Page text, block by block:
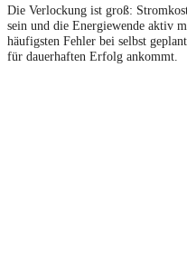
Die Verlockung ist groß:
sein und die Energiewende aktiv
häufigsten Fehler bei selbst
für dauerhaften Erfolg ankommt.